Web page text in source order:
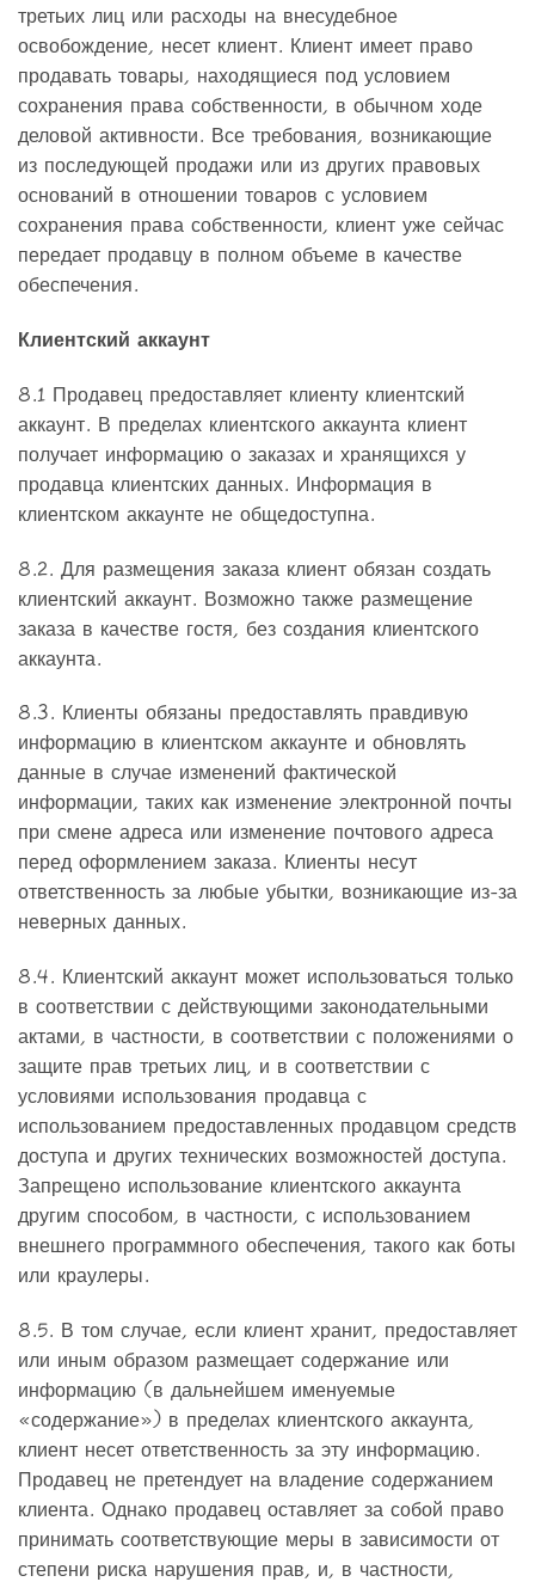
третьих лиц или расходы на внесудебное
освобождение, несет клиент. Клиент имеет право
продавать товары, находящиеся под условием
сохранения права собственности, в обычном ходе
деловой активности. Все требования, возникающие
из последующей продажи или из других правовых
оснований в отношении товаров с условием
сохранения права собственности, клиент уже сейчас
передает продавцу в полном объеме в качестве
обеспечения.
Клиентский аккаунт
8.1 Продавец предоставляет клиенту клиентский
аккаунт. В пределах клиентского аккаунта клиент
получает информацию о заказах и хранящихся у
продавца клиентских данных. Информация в
клиентском аккаунте не общедоступна.
8.2. Для размещения заказа клиент обязан создать
клиентский аккаунт. Возможно также размещение
заказа в качестве гостя, без создания клиентского
аккаунта.
8.3. Клиенты обязаны предоставлять правдивую
информацию в клиентском аккаунте и обновлять
данные в случае изменений фактической
информации, таких как изменение электронной почты
при смене адреса или изменение почтового адреса
перед оформлением заказа. Клиенты несут
ответственность за любые убытки, возникающие из-за
неверных данных.
8.4. Клиентский аккаунт может использоваться только
в соответствии с действующими законодательными
актами, в частности, в соответствии с положениями о
защите прав третьих лиц, и в соответствии с
условиями использования продавца с
использованием предоставленных продавцом средств
доступа и других технических возможностей доступа.
Запрещено использование клиентского аккаунта
другим способом, в частности, с использованием
внешнего программного обеспечения, такого как боты
или краулеры.
8.5. В том случае, если клиент хранит, предоставляет
или иным образом размещает содержание или
информацию (в дальнейшем именуемые
«содержание») в пределах клиентского аккаунта,
клиент несет ответственность за эту информацию.
Продавец не претендует на владение содержанием
клиента. Однако продавец оставляет за собой право
принимать соответствующие меры в зависимости от
степени риска нарушения прав, и, в частности,